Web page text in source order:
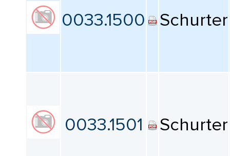
0033.1500 Schurter
0033.1501 Schurter